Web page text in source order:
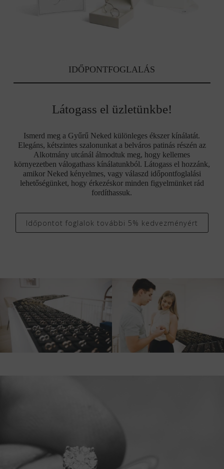
IDŐPONTFOGLALÁS
Látogass el üzletünkbe!
Ismerd meg a Gyűrű Neked különleges ékszer kínálatát.
Elegáns, kétszintes szalonunkat a belváros patinás részén az
Alkotmány utcánál álmodtuk meg, hogy kellemes
környezetben válogathass kínálatunkból. Látogass el hozzánk,
amikor Neked kényelmes, vagy válaszd időpontfoglalási
lehetőségünket, hogy érkezéskor minden figyelmünket rád
fordíthassuk.
Időpontot foglalok további 5% kedvezményért